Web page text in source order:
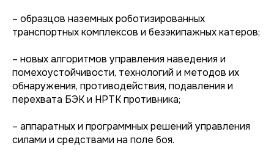
– образцов наземных роботизированных
транспортных комплексов и безэкипажных катеров;
– новых алгоритмов управления наведения и
помехоустойчивости, технологий и методов их
обнаружения, противодействия, подавления и
перехвата БЭК и НРТК противника;
– аппаратных и программных решений управления
силами и средствами на поле боя.